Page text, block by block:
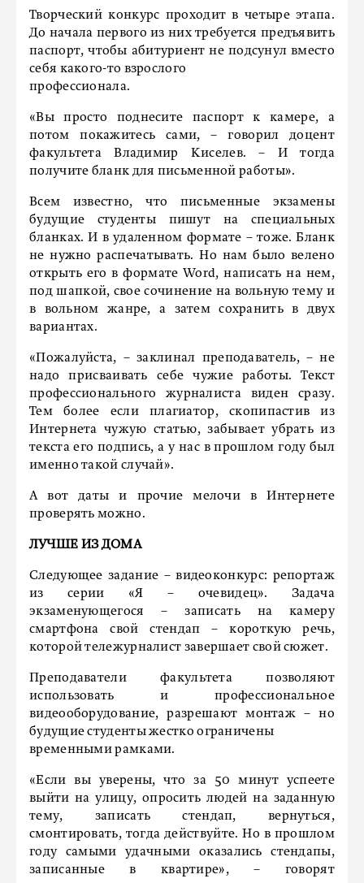
Творческий конкурс проходит в четыре этапа.
До начала первого из них требуется предъявить
паспорт, чтобы абитуриент не подсунул вместо
себя какого-то взрослого
профессионала.
«Вы просто поднесите паспорт к камере, а
потом покажитесь сами, – говорил доцент
факультета Владимир Киселев. – И тогда
получите бланк для письменной работы».
Всем известно, что письменные экзамены
будущие студенты пишут на специальных
бланках. И в удаленном формате – тоже. Бланк
не нужно распечатывать. Но нам было велено
открыть его в формате Word, написать на нем,
под шапкой, свое сочинение на вольную тему и
в вольном жанре, а затем сохранить в двух
вариантах.
«Пожалуйста, – заклинал преподаватель, – не
надо присваивать себе чужие работы. Текст
профессионального журналиста виден сразу.
Тем более если плагиатор, скопипастив из
Интернета чужую статью, забывает убрать из
текста его подпись, а у нас в прошлом году был
именно такой случай».
А вот даты и прочие мелочи в Интернете
проверять можно.
ЛУЧШЕ ИЗ ДОМА
Следующее задание – видеоконкурс: репортаж
из серии «Я – очевидец». Задача
экзаменующегося – записать на камеру
смартфона свой стендап – короткую речь,
которой тележурналист завершает свой сюжет.
Преподаватели факультета позволяют
использовать и профессиональное
видеооборудование, разрешают монтаж – но
будущие студенты жестко ограничены
временными рамками.
«Если вы уверены, что за 50 минут успеете
выйти на улицу, опросить людей на заданную
тему, записать стендап, вернуться,
смонтировать, тогда действуйте. Но в прошлом
году самыми удачными оказались стендапы,
записанные в квартире», – говорят